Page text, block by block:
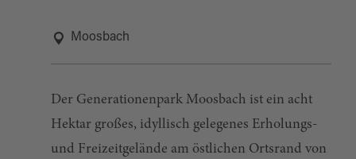
Moosbach
Der Generationenpark Moosbach ist ein acht
Hektar großes, idyllisch gelegenes Erholungs-
und Freizeitgelände am östlichen Ortsrand von